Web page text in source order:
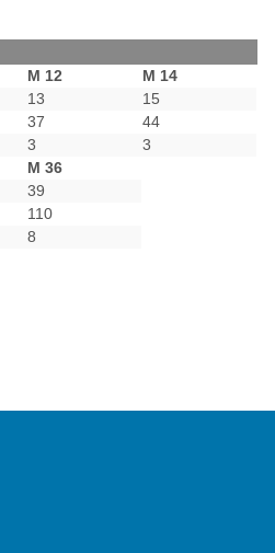
M 12
M 14
13
15
37
44
3
3
M 36
39
110
8